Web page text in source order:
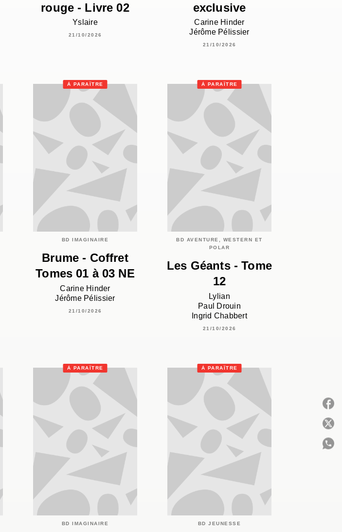
rouge - Livre 02
Yslaire
21/10/2026
exclusive
Carine Hinder
Jérôme Pélissier
21/10/2026
À PARAÎTRE
BD IMAGINAIRE
Brume - Coffret
Tomes 01 à 03 NE
Carine Hinder
Jérôme Pélissier
21/10/2026
À PARAÎTRE
BD AVENTURE, WESTERN ET
POLAR
Les Géants - Tome
12
Lylian
Paul Drouin
Ingrid Chabbert
21/10/2026
À PARAÎTRE
BD IMAGINAIRE
À PARAÎTRE
BD JEUNESSE